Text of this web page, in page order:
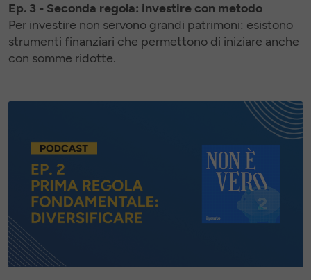
Ep. 3 - Seconda regola: investire con metodo
Per investire non servono grandi patrimoni: esistono
strumenti finanziari che permettono di iniziare anche
con somme ridotte.